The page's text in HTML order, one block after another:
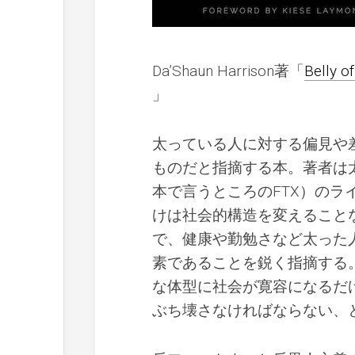
Da’Shaun Harrison著「Belly
」
太っている人に対する偏見
ものだと指摘する本。著者
本で言うところのFTX）のラ
けは社会的構造を変えるこ
で、健康や勤勉さなど太っ
素であることを鋭く指摘す
な体型に社会が寛容になる
ぶち壊さなければならない、